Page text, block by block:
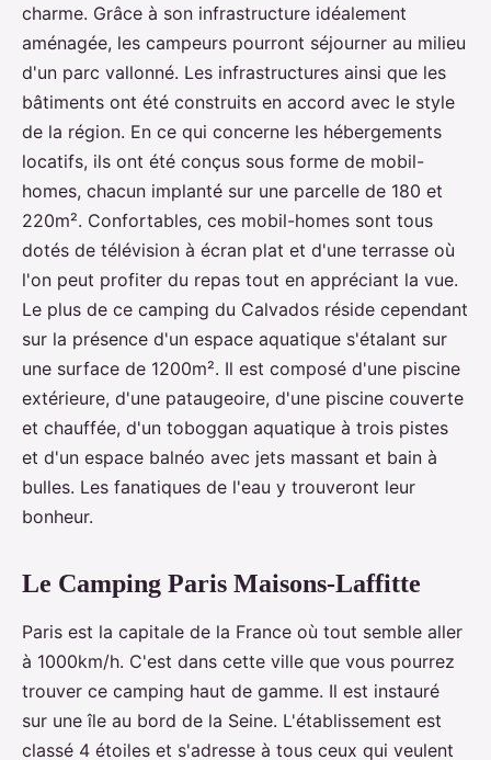
charme. Grâce à son infrastructure idéalement
aménagée, les campeurs pourront séjourner au milieu
d'un parc vallonné. Les infrastructures ainsi que les
bâtiments ont été construits en accord avec le style
de la région. En ce qui concerne les hébergements
locatifs, ils ont été conçus sous forme de mobil-
homes, chacun implanté sur une parcelle de 180 et
220m². Confortables, ces mobil-homes sont tous
dotés de télévision à écran plat et d'une terrasse où
l'on peut profiter du repas tout en appréciant la vue.
Le plus de ce camping du Calvados réside cependant
sur la présence d'un espace aquatique s'étalant sur
une surface de 1200m². Il est composé d'une piscine
extérieure, d'une pataugeoire, d'une piscine couverte
et chauffée, d'un toboggan aquatique à trois pistes
et d'un espace balnéo avec jets massant et bain à
bulles. Les fanatiques de l'eau y trouveront leur
bonheur.
Le Camping Paris Maisons-Laffitte
Paris est la capitale de la France où tout semble aller
à 1000km/h. C'est dans cette ville que vous pourrez
trouver ce camping haut de gamme. Il est instauré
sur une île au bord de la Seine. L'établissement est
classé 4 étoiles et s'adresse à tous ceux qui veulent